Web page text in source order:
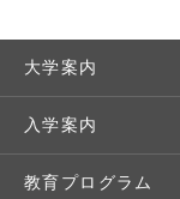
大学案内
敬和学園大学とは
学長メッセージ
入学案内
入学者選抜
教育プログラム